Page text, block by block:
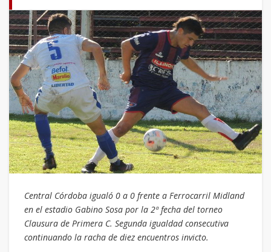
Central Córdoba igualó 0 a 0 frente a Ferrocarril Midland
en el estadio Gabino Sosa por la 2ª fecha del torneo
Clausura de Primera C. Segunda igualdad consecutiva
continuando la racha de diez encuentros invicto.